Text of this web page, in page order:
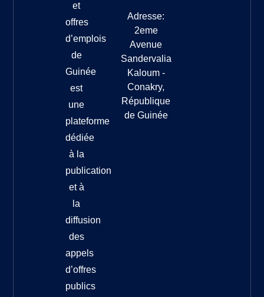
et
offres
d’emplois
de
Guinée
est
une
plateforme
dédiée
à la
publication
et à
la
diffusion
des
appels
d’offres
publics
Adresse:
2eme
Avenue
Sandervalia
Kaloum -
Conakry,
République
de Guinée